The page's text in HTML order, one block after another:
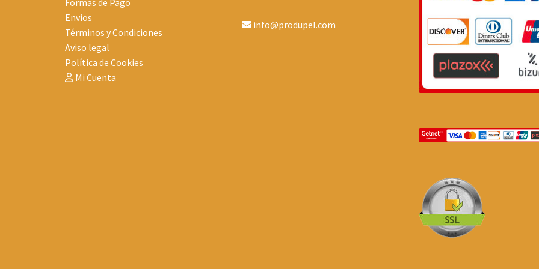
Envios
Términos y Condiciones
Aviso legal
Política de Cookies
Mi Cuenta
info@produpel.com